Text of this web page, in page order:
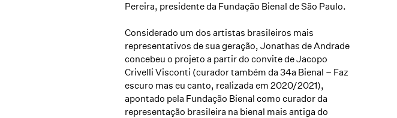
Pereira, presidente da Fundação Bienal de São Paulo.
Considerado um dos artistas brasileiros mais
representativos de sua geração, Jonathas de Andrade
concebeu o projeto a partir do convite de Jacopo
Crivelli Visconti (curador também da 34a Bienal – Faz
escuro mas eu canto, realizada em 2020/2021),
apontado pela Fundação Bienal como curador da
representação brasileira na bienal mais antiga do